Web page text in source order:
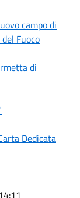
campo di
Fuoco
di
Dedicata